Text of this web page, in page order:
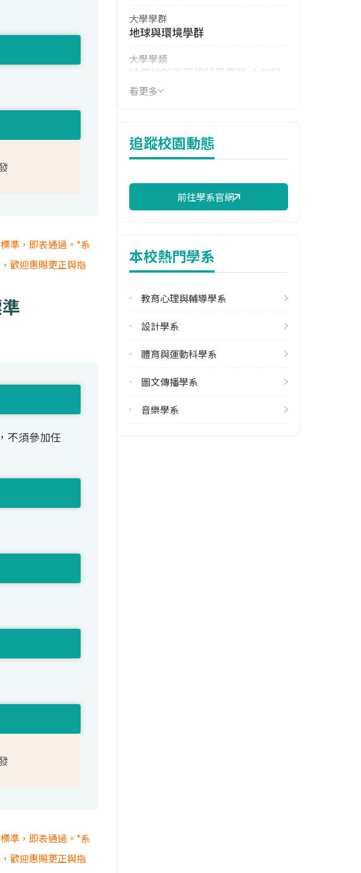
準，即表通過。*系
歡迎惠賜更正與指
不須參加任
準，即表通過。*系
歡迎惠賜更正與指
大學學群
地球與環境學群
大學學類
地質地球與環境科學學類,大氣科
學學類
114年雜費
114年註冊率
97.73%
113學年度上學期
2
50
修輔系人數
113學年度下學期
看更多
追蹤校園動態
前往學系官網
本校熱門學系
教育心理與輔導學系
設計學系
體育與運動科學系
圖文傳播學系
音樂學系